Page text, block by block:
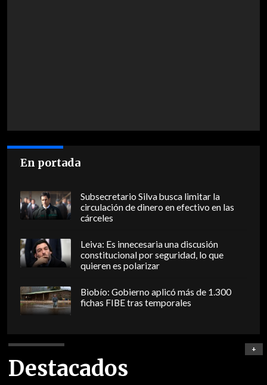
En portada
Subsecretario Silva busca limitar la
circulación de dinero en efectivo en las
cárceles
Leiva: Es innecesaria una discusión
constitucional por seguridad, lo que
quieren es polarizar
Biobío: Gobierno aplicó más de 1.300
fichas FIBE tras temporales
Destacados
+